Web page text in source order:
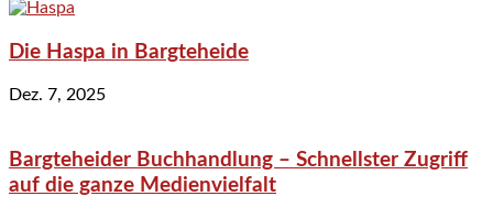
Die Haspa in Bargteheide
Dez. 7, 2025
Bargteheider Buchhandlung – Schnellster Zugriff
auf die ganze Medienvielfalt